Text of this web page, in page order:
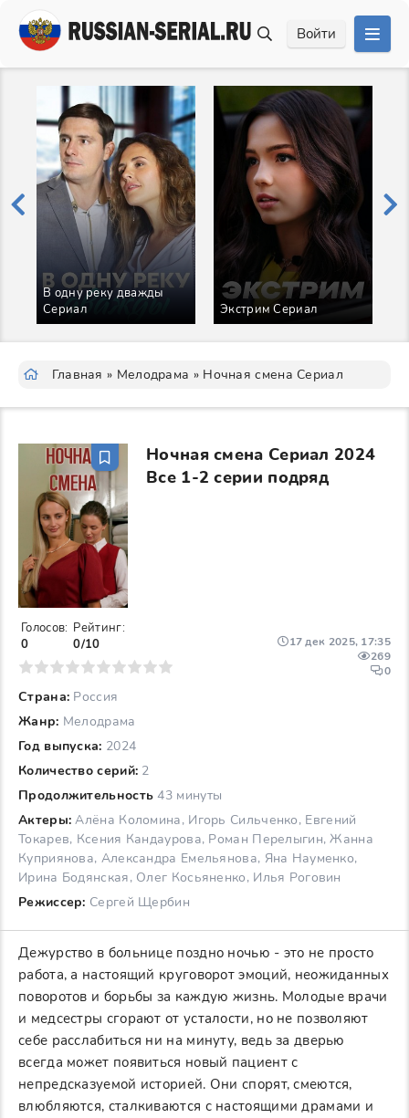
Войти
В одну реку дважды
Сериал
Экстрим Сериал
Главная » Мелодрама » Ночная смена Сериал
Ночная смена Сериал 2024
Все 1-2 серии подряд
Страна: Россия
Жанр: Мелодрама
Год выпуска: 2024
Количество серий: 2
Продолжительность 43 минуты
Актеры: Алёна Коломина, Игорь Сильченко, Евгений
Токарев, Ксения Кандаурова, Роман Перелыгин, Жанна
Куприянова, Александра Емельянова, Яна Науменко,
Ирина Бодянская, Олег Косьяненко, Илья Роговин
Режиссер: Сергей Щербин
17 дек 2025, 17:35
269
0
Голосов:
0
Рейтинг:
0/10
7 8 9 10
Дежурство в больнице поздно ночью - это не просто
работа, а настоящий круговорот эмоций, неожиданных
поворотов и борьбы за каждую жизнь. Молодые врачи
и медсестры сгорают от усталости, но не позволяют
себе расслабиться ни на минуту, ведь за дверью
всегда может появиться новый пациент с
непредсказуемой историей. Они спорят, смеются,
влюбляются, сталкиваются с настоящими драмами и